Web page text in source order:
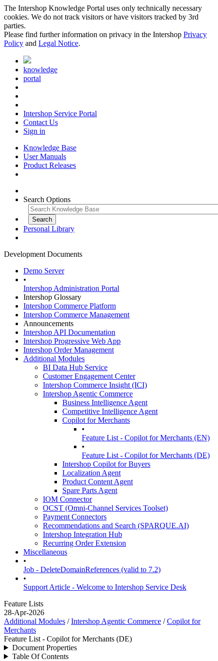
The Intershop Knowledge Portal uses only technically necessary
cookies. We do not track visitors or have visitors tracked by 3rd
parties.
Please find further information on privacy in the Intershop Privacy
Policy and Legal Notice.
knowledge
portal
Intershop Service Portal
Contact Us
Sign in
Knowledge Base
User Manuals
Product Releases
Search Options
Personal Library
Development Documents
Demo Server
•
Intershop Administration Portal
Intershop Glossary
Intershop Commerce Platform
Intershop Commerce Management
Announcements
Intershop API Documentation
Intershop Progressive Web App
Intershop Order Management
Additional Modules
BI Data Hub Service
Customer Engagement Center
Intershop Commerce Insight (ICI)
Intershop Agentic Commerce
Business Intelligence Agent
Competitive Intelligence Agent
Copilot for Merchants
•
Feature List - Copilot for Merchants (EN)
•
Feature List - Copilot for Merchants (DE)
Intershop Copilot for Buyers
Localization Agent
Product Content Agent
Spare Parts Agent
IOM Connector
OCST (Omni-Channel Services Toolset)
Payment Connectors
Recommendations and Search (SPARQUE.AI)
Intershop Integration Hub
Recurring Order Extension
Miscellaneous
•
Job - DeleteDomainReferences (valid to 7.2)
•
Support Article - Welcome to Intershop Service Desk
Feature Lists
28-Apr-2026
Additional Modules /Intershop Agentic Commerce /Copilot for
Merchants
Feature List - Copilot for Merchants (DE)
Document Properties
Table Of Contents